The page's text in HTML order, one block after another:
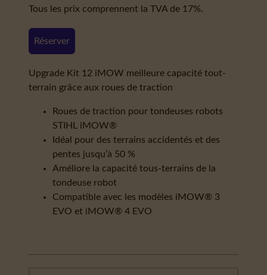
Tous les prix comprennent la TVA de 17%.
Réserver
Upgrade Kit 12 iMOW meilleure capacité tout-
terrain grâce aux roues de traction
Roues de traction pour tondeuses robots
STIHL iMOW®
Idéal pour des terrains accidentés et des
pentes jusqu’à 50 %
Améliore la capacité tous-terrains de la
tondeuse robot
Compatible avec les modèles iMOW® 3
EVO et iMOW® 4 EVO